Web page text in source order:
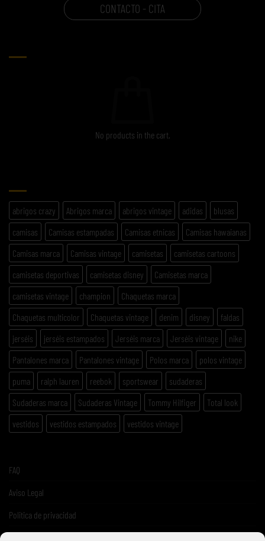
CONTACTO - CITA
No products in the cart.
abrigos crazy Abrigos marca abrigos vintage adidas
blusas
camisas
Camisas estampadas Camisas etnicas
Camisas hawaianas
Camisas marca
Camisas vintage camisetas
camisetas cartoons
camisetas deportivas
camisetas disney
Camisetas marca
camisetas vintage
champion
Chaquetas marca
Chaquetas multicolor
Chaquetas vintage denim disney
faldas
jerséis
jerséis estampados Jerséis marca Jerséis vintage
nike
Pantalones marca
Pantalones vintage Polos marca
polos vintage
puma
ralph lauren reebok sportswear
sudaderas
Sudaderas marca
Sudaderas Vintage Tommy Hilfiger
Total look
vestidos
vestidos estampados vestidos vintage
FAQ
Aviso Legal
Politica de privacidad